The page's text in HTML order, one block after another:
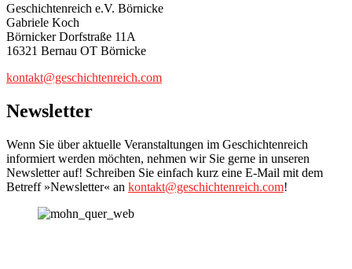
Geschichtenreich e.V. Börnicke
Gabriele Koch
Börnicker Dorfstraße 11A
16321 Bernau OT Börnicke
kontakt@geschichtenreich.com
Newsletter
Wenn Sie über aktuelle Veranstaltungen im Geschichtenreich
informiert werden möchten, nehmen wir Sie gerne in unseren
Newsletter auf! Schreiben Sie einfach kurz eine E-Mail mit dem
Betreff »Newsletter« an kontakt@geschichtenreich.com!